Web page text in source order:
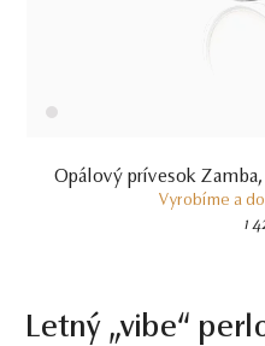
Opálový prívesok
Vyrobíme a
1
Letný „vibe“